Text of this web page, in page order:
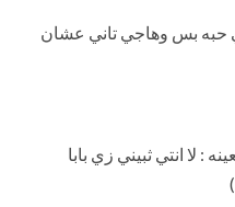
حبه بس وهاجي تاني عشان
: لا انتي ثبيني زي بابا